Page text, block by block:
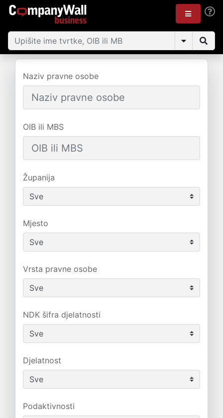
Naziv pravne osobe
OIB ili MBS
Županija
Mjesto
Vrsta pravne osobe
NDK šifra djelatnosti
Djelatnost
Podaktivnosti